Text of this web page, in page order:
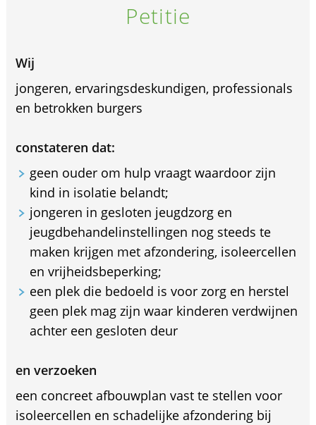
Petitie
Wij
jongeren, ervaringsdeskundigen, professionals
en betrokken burgers
constateren dat:
geen ouder om hulp vraagt waardoor zijn
kind in isolatie belandt;
jongeren in gesloten jeugdzorg en
jeugdbehandelinstellingen nog steeds te
maken krijgen met afzondering, isoleercellen
en vrijheidsbeperking;
een plek die bedoeld is voor zorg en herstel
geen plek mag zijn waar kinderen verdwijnen
achter een gesloten deur
en verzoeken
een concreet afbouwplan vast te stellen voor
isoleercellen en schadelijke afzondering bij